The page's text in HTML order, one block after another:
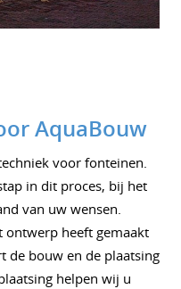
AquaBouw
voor fonteinen.
in dit proces, bij het
van uw wensen.
ontwerp heeft gemaakt
de bouw en de plaatsing
helpen wij u